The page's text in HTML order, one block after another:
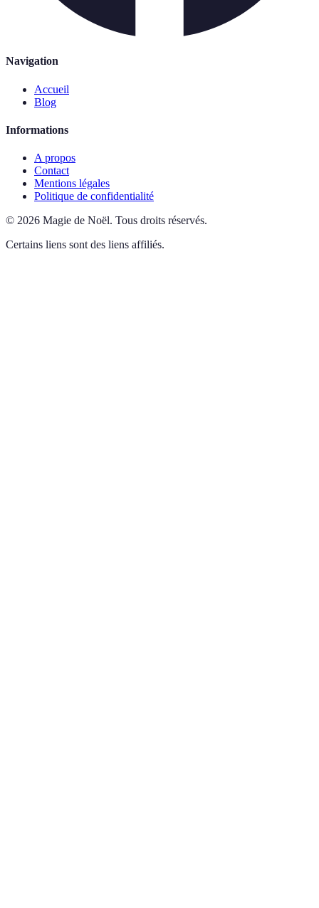
Navigation
Accueil
Blog
Informations
A propos
Contact
Mentions légales
Politique de confidentialité
© 2026 Magie de Noël. Tous droits réservés.
Certains liens sont des liens affiliés.